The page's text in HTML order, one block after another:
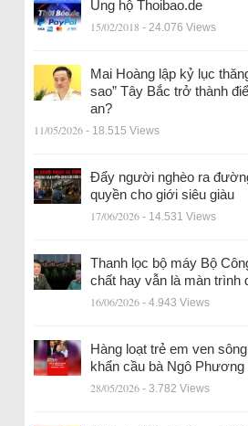
Ủng hộ Thoibao.de
15/02/2018 - 24.076 Views
Mai Hoàng lập kỷ lục
sao” Tây Bắc trở thành
an?
11/05/2026 - 18.515 Views
Đẩy người nghèo ra
quyền cho giới siêu giàu
17/06/2026 - 14.531 Views
Thanh lọc bộ máy Bộ
chất hay vẫn là màn trình
16/06/2026 - 4.943 Views
Hàng loạt trẻ em ven
khẩn cầu bà Ngô Phương
28/05/2026 - 3.782 Views